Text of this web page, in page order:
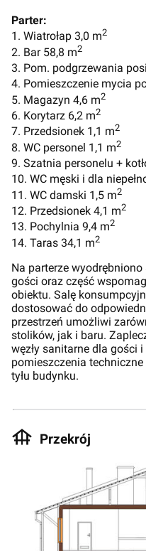
Parter:
1. Wiatrołap 3,0 m2
2. Bar 58,8 m2
3. Pom. podgrzewania
4. Pomieszczenie mycia
5. Magazyn 4,6 m2
6. Korytarz 6,2 m2
7. Przedsionek 1,1 m2
8. WC personel 1,1 m2
9. Szatnia personelu +
10. WC męski i dla
11. WC damski 1,5 m2
12. Przedsionek 4,1 m2
13. Pochylnia 9,4 m2
14. Taras 34,1 m2
Na parterze
gości oraz część
obiektu. Salę
dostosować do
przestrzeń umożliwi
stolików, jak i baru.
węzły sanitarne dla gości
pomieszczenia
tyłu budynku.
Przekrój